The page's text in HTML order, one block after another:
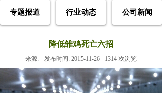
专题报道 公司新闻
行业动态
降低雏鸡死亡六招
来源: 发布时间: 2015-11-26 1314 次浏览